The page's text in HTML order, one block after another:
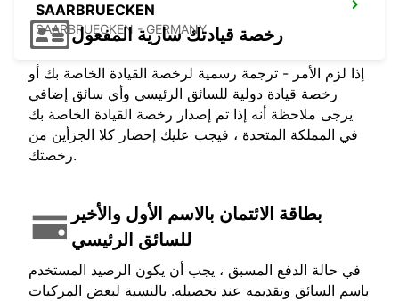
SAARBRUECKEN
SAARBRUECKEN - GERMANY
رخصة قيادتك سارية المفعول
إذا لزم الأمر - ترجمة رسمية لرخصة القيادة الخاصة بك أو
رخصة قيادة دولية للسائق الرئيسي وأي سائق إضافي
يرجى ملاحظة أنه إذا تم إصدار رخصة القيادة الخاصة بك
في المملكة المتحدة ، فيجب عليك إحضار كلا الجزأين من
رخصتك.
بطاقة الائتمان بالاسم الأول والأخير
للسائق الرئيسي
في حالة الدفع المسبق ، يجب أن يكون الرصيد المستخدم
باسم السائق وتقديمه عند تحصيله. بالنسبة لبعض المركبات